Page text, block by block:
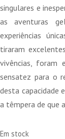
singulares e
as aventuras
experiências
tiraram
vivências, foram
sensatez para o
desta capacidade
a têmpera de que
Em stock